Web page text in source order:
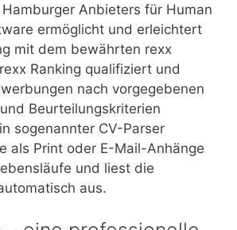
Anbieters für Human
ermöglicht und erleichtert
mit dem bewährten rexx
Ranking qualifiziert und
nach vorgegebenen
Beurteilungskriterien
sogenannter CV-Parser
als Print oder E-Mail-Anhänge
und liest die
aus.